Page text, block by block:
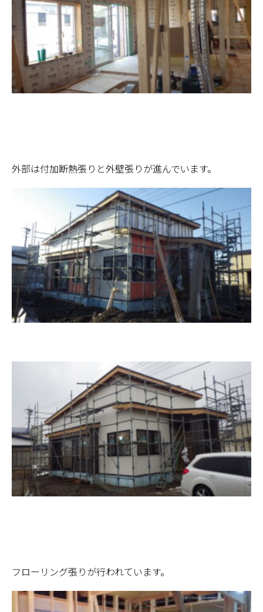
外部は付加断熱張りと外壁張りが進んでいます。
フローリング張りが行われています。